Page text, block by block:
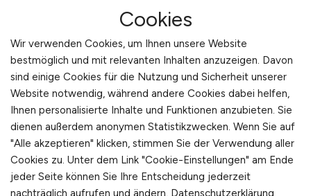
der Auslieferung oder des Fahrens bestimmter
Routen. Mit wachsender Erfahrung eröffnen
sich zusätzliche Möglichkeiten, etwa die
Betreuung einzelner Kunden, die Übernahme
von Tourenplanung oder Aufgaben im Bereich
Logistikkoordination. Menschen, die bereit sind,
Verantwortung zu übernehmen und sich mit
modernen Transportprozessen
auseinanderzusetzen, können sich Schritt für
Schritt weiterentwickeln. Der
Cookies
Wir verwenden Cookies, um Ihnen unsere Website
bestmöglich und mit relevanten Inhalten anzuzeigen. Davon
sind einige Cookies für die Nutzung und Sicherheit unserer
Website notwendig, während andere Cookies dabei helfen,
Ihnen personalisierte Inhalte und Funktionen anzubieten. Sie
dienen außerdem anonymen Statistikzwecken. Wenn Sie auf
"Alle akzeptieren" klicken, stimmen Sie der Verwendung aller
Cookies zu. Unter dem Link "Cookie-Einstellungen" am Ende
jeder Seite können Sie Ihre Entscheidung jederzeit
nachträglich aufrufen und ändern. Datenschutzerklärung